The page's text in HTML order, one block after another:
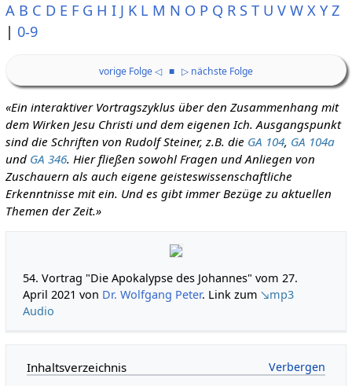
A B C D E F G H I J K L M N O P Q R S T U V W X Y Z
| 0-9
vorige Folge ◁ ■ ▷ nächste Folge
«Ein interaktiver Vortragszyklus über den Zusammenhang mit
dem Wirken Jesu Christi und dem eigenen Ich. Ausgangspunkt
sind die Schriften von Rudolf Steiner, z.B. die GA 104, GA 104a
und GA 346. Hier fließen sowohl Fragen und Anliegen von
Zuschauern als auch eigene geisteswissenschaftliche
Erkenntnisse mit ein. Und es gibt immer Bezüge zu aktuellen
Themen der Zeit.»
54. Vortrag "Die Apokalypse des Johannes" vom 27.
April 2021 von Dr. Wolfgang Peter. Link zum↘mp3
Audio
Inhaltsverzeichnis